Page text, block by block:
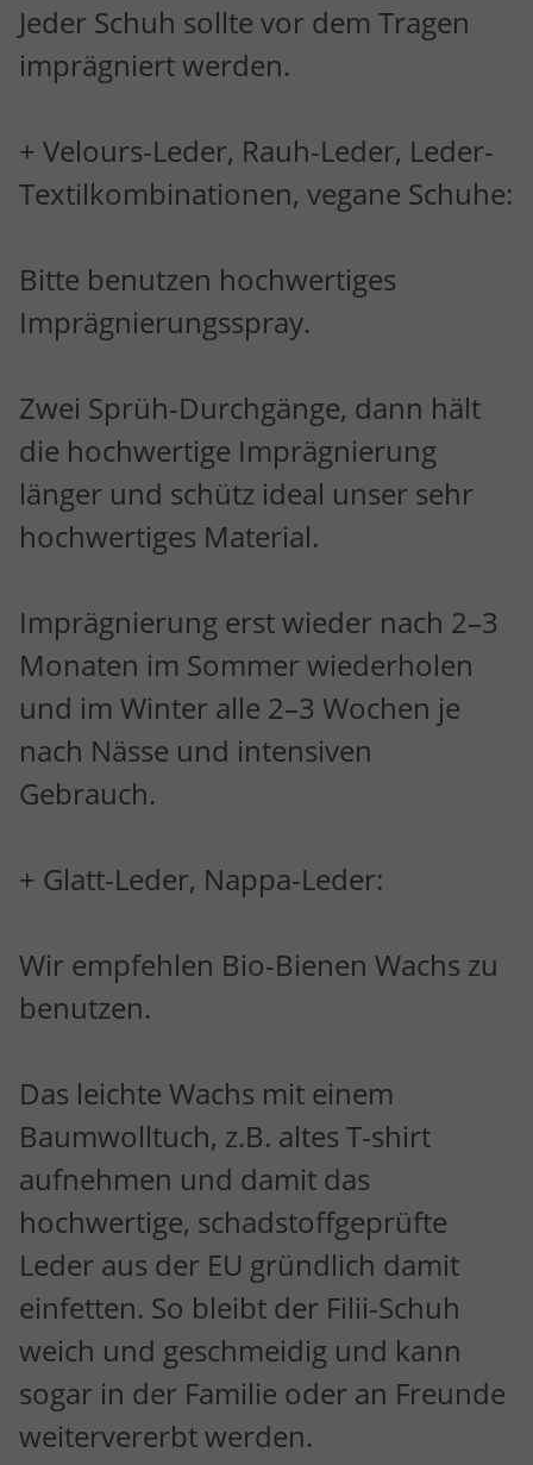
Jeder Schuh sollte vor dem Tragen
imprägniert werden.
+ Velours-Leder, Rauh-Leder, Leder-
Textilkombinationen, vegane Schuhe:
Bitte benutzen hochwertiges
Imprägnierungsspray.
Zwei Sprüh-Durchgänge, dann hält
die hochwertige Imprägnierung
länger und schütz ideal unser sehr
hochwertiges Material.
Imprägnierung erst wieder nach 2–3
Monaten im Sommer wiederholen
und im Winter alle 2–3 Wochen je
nach Nässe und intensiven
Gebrauch.
+ Glatt-Leder, Nappa-Leder:
Wir empfehlen Bio-Bienen Wachs zu
benutzen.
Das leichte Wachs mit einem
Baumwolltuch, z.B. altes T-shirt
aufnehmen und damit das
hochwertige, schadstoffgeprüfte
Leder aus der EU gründlich damit
einfetten. So bleibt der Filii-Schuh
weich und geschmeidig und kann
sogar in der Familie oder an Freunde
weitervererbt werden.